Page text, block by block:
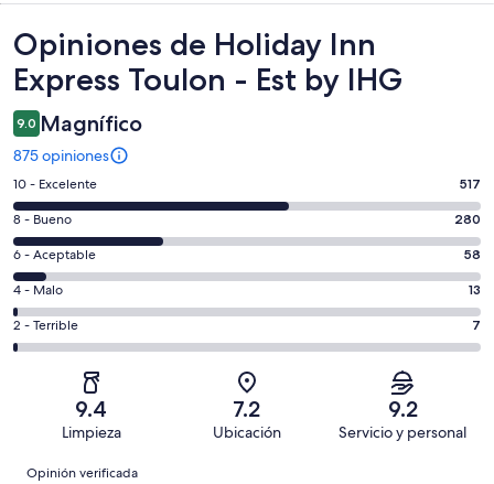
Opiniones
Opiniones de Holiday Inn
Express Toulon - Est by IHG
9.0 Magnífico
875 opiniones
Puntuación
de
10,
es
decir,
Excelente.
Basada
en
opiniones
10 - Excelente 517
Puntuación
de
8,
es
decir,
Bueno.
opiniones
8 - Bueno 280
Puntuación
de
6,
es
decir,
Aceptable.
de
6 - Aceptable 58
Puntuación
de
4,
Basada
13
4 - Malo 13
Puntuación
de
Terrible.
Basada
2 - Terrible 7
9.4
Limpieza
7.2
Ubicación
9.2
Servicio y personal
Opiniones
Opinión verificada